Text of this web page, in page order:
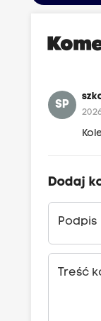
SP
Dodaj
Podpis
Treść